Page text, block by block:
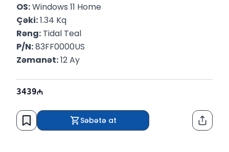
OS: Windows 11 Home
Çəki: 1.34 Kq
Rəng: Tidal Teal
P/N: 83FF0000US
Zəmanət: 12 Ay
3439
Səbətə at